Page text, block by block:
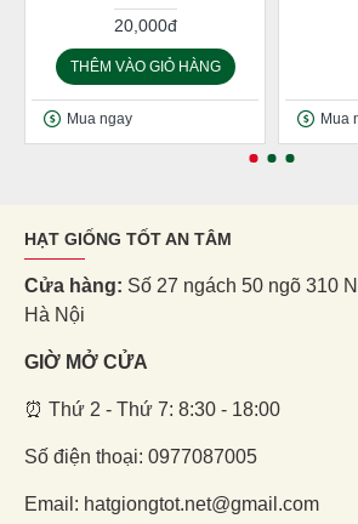
20,000đ
THÊM VÀO GIỎ HÀNG
Mua ngay Mua
HẠT GIỐNG TỐT AN TÂM
Cửa hàng: Số 27 ngách 50 ngõ 310
Hà Nội
GIỜ MỞ CỬA
⏰ Thứ 2 - Thứ 7: 8:30 - 18:00
Số điện thoại: 0977087005
Email: hatgiongtot.net@gmail.com